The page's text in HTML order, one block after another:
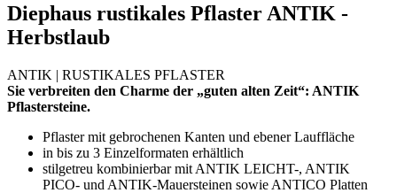
Diephaus rustikales Pflaster ANTIK -
Herbstlaub
ANTIK | RUSTIKALES PFLASTER
Sie verbreiten den Charme der „guten alten Zeit“: ANTIK
Pflastersteine.
Pflaster mit gebrochenen Kanten und ebener Lauffläche
in bis zu 3 Einzelformaten erhältlich
stilgetreu kombinierbar mit ANTIK LEICHT-, ANTIK
PICO- und ANTIK-Mauersteinen sowie ANTICO Platten